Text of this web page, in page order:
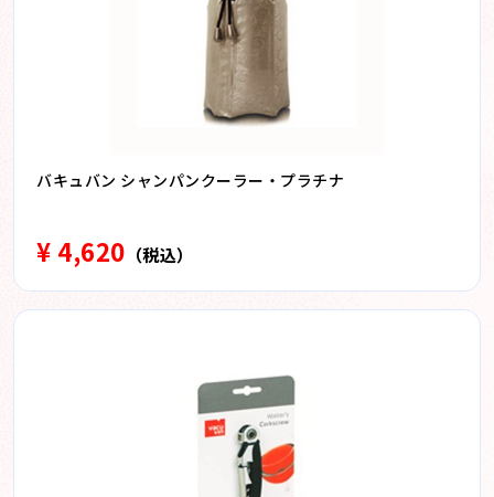
バキュバン シャンパンクーラー・プラチナ
¥ 4,620 （税込）